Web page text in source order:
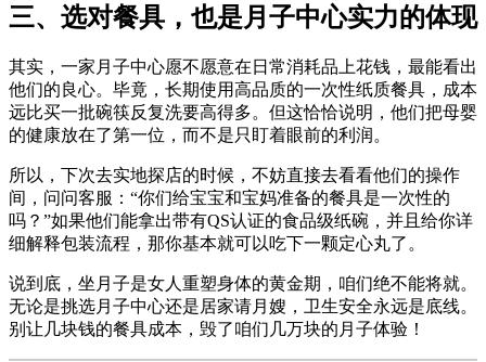
三、选对餐具，也是月子中心实力的体现
其实，一家月子中心愿不愿意在日常消耗品上花钱，最能看出
他们的良心。毕竟，长期使用高品质的一次性纸质餐具，成本
远比买一批碗筷反复洗要高得多。但这恰恰说明，他们把母婴
的健康放在了第一位，而不是只盯着眼前的利润。
所以，下次去实地探店的时候，不妨直接去看看他们的操作
间，问问客服：“你们给宝宝和宝妈准备的餐具是一次性的
吗？”如果他们能拿出带有QS认证的食品级纸碗，并且给你详
细解释包装流程，那你基本就可以吃下一颗定心丸了。
说到底，坐月子是女人重塑身体的黄金期，咱们绝不能将就。
无论是挑选月子中心还是居家请月嫂，卫生安全永远是底线。
别让几块钱的餐具成本，毁了咱们几万块的月子体验！